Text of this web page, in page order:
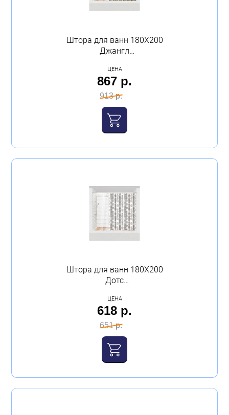
Штора для ванн 180Х200
Джангл
Master House
ЦЕНА
867 р.
913 р.
Штора для ванн 180Х200
Дотс
Master House
ЦЕНА
618 р.
651 р.